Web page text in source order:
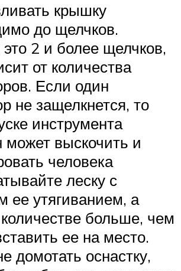
крышку
до щелчков.
2 и более щелчков,
от количества
Если один
не защелкнется, то
инструмента
может выскочить и
человека
леску с
ее утягиванием, а
больше, чем
ее на место.
домотать оснастку,